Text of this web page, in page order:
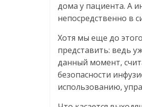
дома у пациента. А
непосредственно в
Хотя мы еще до
представить: ведь
данный момент,
безопасности
использованию,